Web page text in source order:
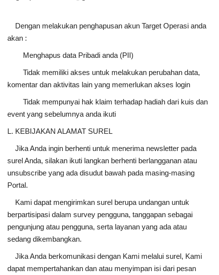
Dengan melakukan penghapusan akun Target Operasi anda
akan :
Menghapus data Pribadi anda (PII)
Tidak memiliki akses untuk melakukan perubahan data,
komentar dan aktivitas lain yang memerlukan akses login
Tidak mempunyai hak klaim terhadap hadiah dari kuis dan
event yang sebelumnya anda ikuti
L. KEBIJAKAN ALAMAT SUREL
Jika Anda ingin berhenti untuk menerima newsletter pada
surel Anda, silakan ikuti langkan berhenti berlangganan atau
unsubscribe yang ada disudut bawah pada masing-masing
Portal.
Kami dapat mengirimkan surel berupa undangan untuk
berpartisipasi dalam survey pengguna, tanggapan sebagai
pengunjung atau pengguna, serta layanan yang ada atau
sedang dikembangkan.
Jika Anda berkomunikasi dengan Kami melalui surel, Kami
dapat mempertahankan dan atau menyimpan isi dari pesan